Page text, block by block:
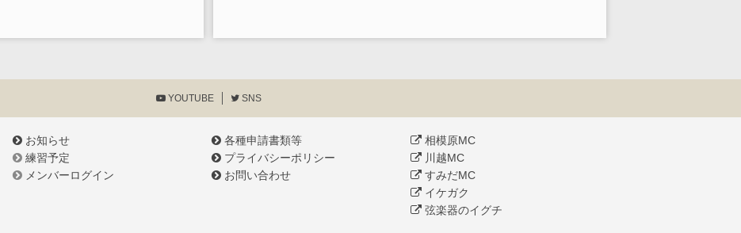
YOUTUBE SNS
お知らせ
練習予定
メンバーログイン
各種申請書類等
プライバシーポリシー
お問い合わせ
相模原MC
川越MC
すみだMC
イケガク
弦楽器のイグチ